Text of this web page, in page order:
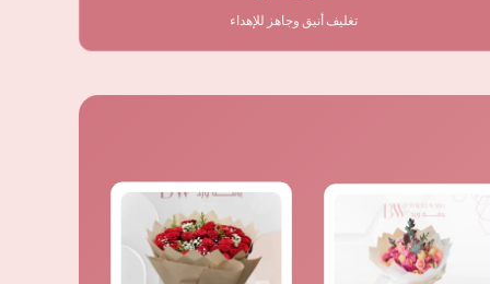
تغليف أنيق وجاهز للإهداء
السعر
الأصلي